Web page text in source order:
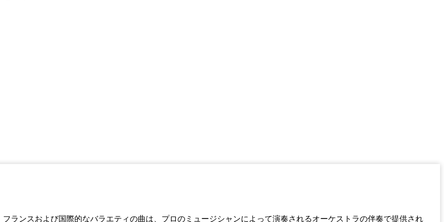
ランスおよび国際的なバラエティの曲は、プロのミュージシャンによって演奏されるオーケストラの伴奏で提供され